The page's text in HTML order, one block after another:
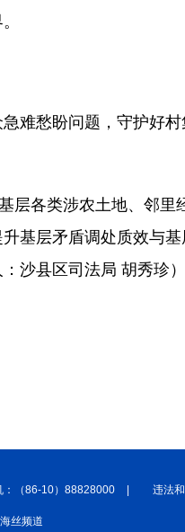
难愁盼问题，守护好
层各类涉农土地、邻
基层矛盾调处质效与
沙县区司法局 胡秀珍）
：（86-10）88828000 违法
丝频道